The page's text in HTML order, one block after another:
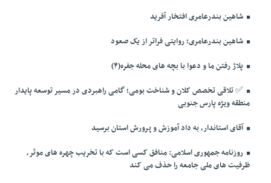
شاهین بندرعامری افتخار آفرید
شاهین بندرعامری؛ روایتی فراتر از یک صعود
پلاژ رفتن ما و دعوا با بچه های محله جفره(۴)
✅️ تلاقی تخصص کلان و شناخت بومی؛ گامی راهبردی در مسیر توسعه پایدار
منطقه ویژه پارس جنوبی
آقای استاندار، به داد آموزش و پرورش استان برسید
روزنامه جمهوری اسلامی: منافق کسی است که با تخریب چهره های موثر،
ظرفیت های ملی جامعه را حذف می کند